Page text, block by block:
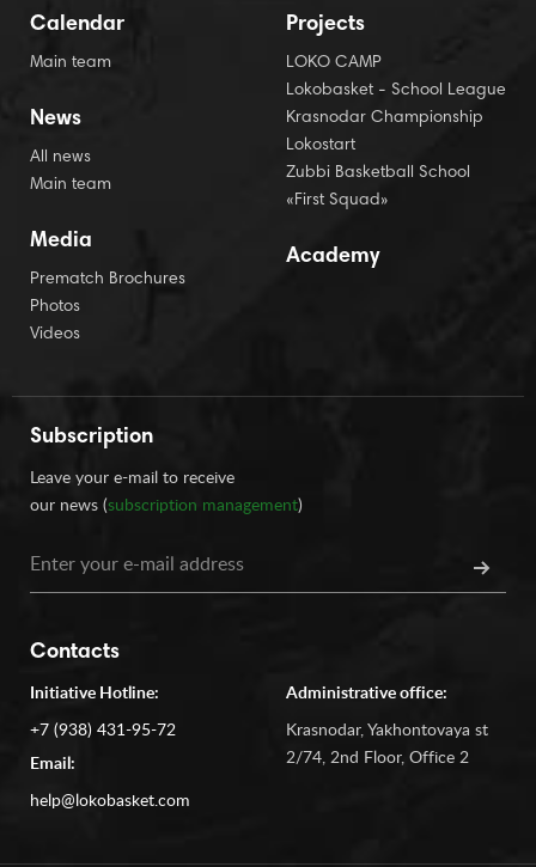
Calendar
Main team
News
All news
Main team
Media
Prematch Brochures
Photos
Videos
Projects
LOKO CAMP
Lokobasket - School League
Krasnodar Championship
Lokostart
Zubbi Basketball School
«First Squad»
Academy
Subscription
Leave your e-mail to receive
our news (subscription management)
Contacts
Initiative Hotline:
+7 (938) 431-95-72
Email:
help@lokobasket.com
Administrative office:
Krasnodar, Yakhontovaya st
2/74, 2nd Floor, Office 2